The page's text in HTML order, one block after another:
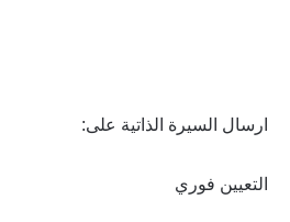
ارسال السيرة الذاتية على:
التعيين فوري